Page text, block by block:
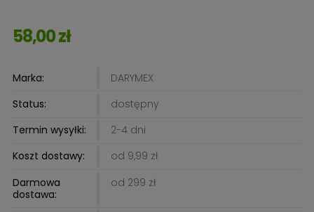
58,00 zł
Marka:
DARYMEX
Status:
dostępny
Termin wysyłki:
2-4 dni
Koszt dostawy:
od 9,99 zł
Darmowa
dostawa:
od 299 zł